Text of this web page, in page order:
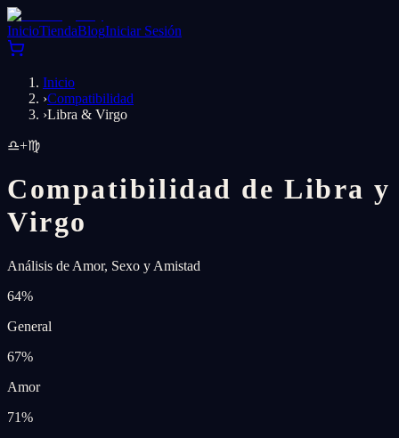
InicioTiendaBlogIniciar Sesión
Inicio
›Compatibilidad
›Libra & Virgo
♎+♍
Compatibilidad de Libra y
Virgo
Análisis de Amor, Sexo y Amistad
64%
General
67%
Amor
71%